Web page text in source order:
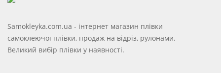
Samokleyka.com.ua - інтернет магазин плівки
самоклеючої плівки, продаж на відріз, рулонами.
Великий вибір плівки у наявності.